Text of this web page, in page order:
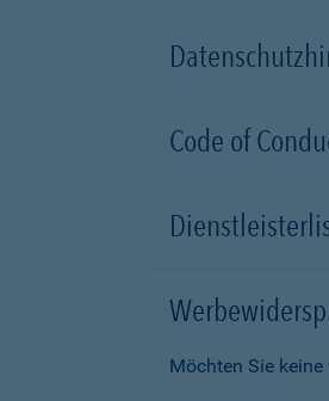
Code of
Möchten Sie